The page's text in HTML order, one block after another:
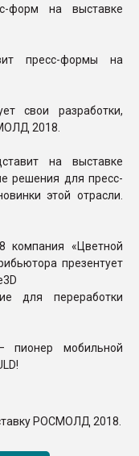
форм на выставке
пресс-формы на
свои разработки,
2018.
на выставке
решения для пресс-
этой отрасли.
компания «Цветной
презентует
для переработки
пионер мобильной
РОСМОЛД 2018.